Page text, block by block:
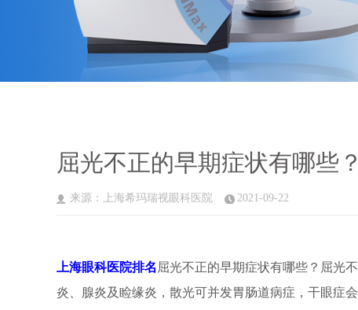
屈光不正的早期症状有哪些？
来源：上海希玛瑞视眼科医院 2021-09-22
上海眼科医院排名 屈光不正的早期症状有哪些？屈光
炎、腺炎及睑缘炎，散光可并发胃肠道病症，干眼症